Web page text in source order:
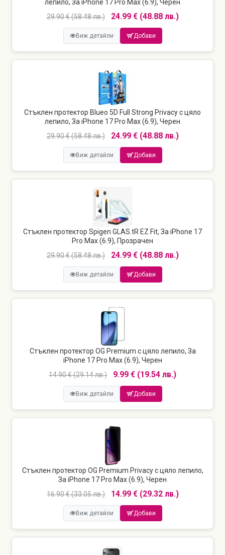
лепило, За iPhone 17 Pro Max (6.9), Черен
29.90 € (58.48 лв.)
24.99 € (48.88 лв.)
Виж детайли Добави
Стъклен протектор Blueo 5D Full Strong Privacy с цяло
лепило, За iPhone 17 Pro Max (6.9), Черен
29.90 € (58.48 лв.)
24.99 € (48.88 лв.)
Виж детайли Добави
Стъклен протектор Spigen GLAS.tR EZ Fit, За iPhone 17
Pro Max (6.9), Прозрачен
29.90 € (58.48 лв.)
24.99 € (48.88 лв.)
Виж детайли Добави
Стъклен протектор OG Premium с цяло лепило, За
iPhone 17 Pro Max (6.9), Черен
14.90 € (29.14 лв.)
9.99 € (19.54 лв.)
Виж детайли Добави
Стъклен протектор OG Premium Privacy с цяло лепило,
За iPhone 17 Pro Max (6.9), Черен
16.90 € (33.05 лв.)
14.99 € (29.32 лв.)
Виж детайли Добави